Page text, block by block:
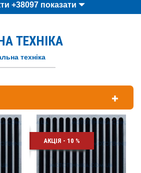
+38097 показати
ТЕХНІКА
техніка
АКЦІЯ - 10 %